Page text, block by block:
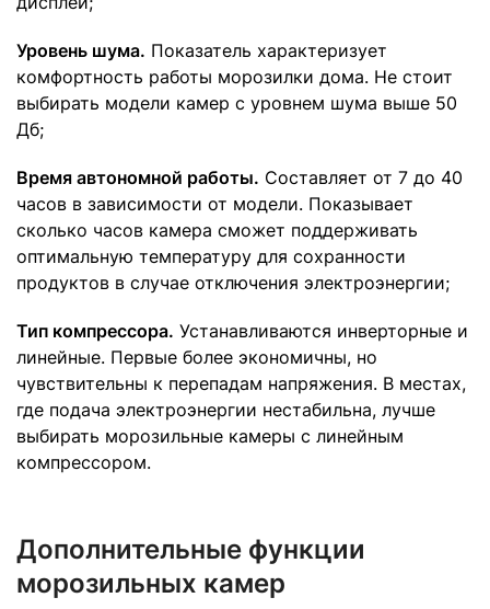
Уровень шума. Показатель характеризует
комфортность работы морозилки дома. Не стоит
выбирать модели камер с уровнем шума выше 50
Дб;
Время автономной работы. Составляет от 7 до 40
часов в зависимости от модели. Показывает
сколько часов камера сможет поддерживать
оптимальную температуру для сохранности
продуктов в случае отключения электроэнергии;
Тип компрессора. Устанавливаются инверторные и
линейные. Первые более экономичны, но
чувствительны к перепадам напряжения. В местах,
где подача электроэнергии нестабильна, лучше
выбирать морозильные камеры с линейным
компрессором.
Дополнительные функции
морозильных камер